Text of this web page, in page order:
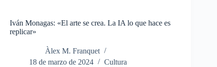
Iván Monagas: «El arte se crea. La IA lo que hace es
replicar»
Àlex M. Franquet
18 de marzo de 2024
Cultura